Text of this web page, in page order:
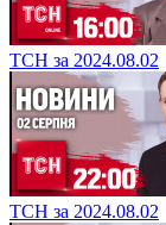
ТСН за 2024.08.02
ТСН за 2024.08.02